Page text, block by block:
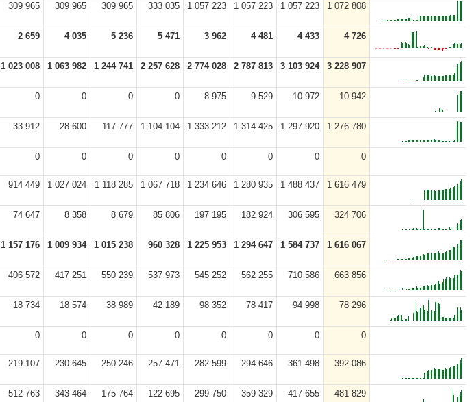
309 965 309 965 309 965 333 035 1 057 223 1 057 223 1 057 223 1 072 808
2 659 4 035 5 236 5 471 3 962 4 481 4 433 4 726
1 023 008 1 063 982 1 244 741 2 257 628 2 774 028 2 787 813 3 103 924 3 228 907
0 0 0 0 8 975 9 529 10 972 10 942
33 912 28 600 117 777 1 104 104 1 333 212 1 314 425 1 297 920 1 276 780
0 0 0 0 0 0 0 0
914 449 1 027 024 1 118 285 1 067 718 1 234 646 1 280 935 1 488 437 1 616 479
74 647 8 358 8 679 85 806 197 195 182 924 306 595 324 706
1 157 176 1 009 934 1 015 238 960 328 1 225 953 1 294 647 1 584 737 1 616 067
406 572 417 251 550 239 537 973 545 252 562 255 710 586 663 856
18 734 18 574 38 989 42 189 98 352 78 417 94 998 78 296
0 0 0 0 0 0 0 0
219 107 230 645 250 246 257 471 282 599 294 646 361 498 392 086
512 763 343 464 175 764 122 695 299 750 359 329 417 655 481 829